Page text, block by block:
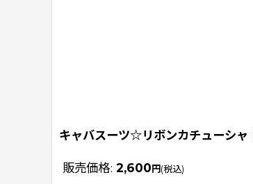
キャバスーツ☆リボンカチューシャ
販売価格: 2,600円(税込)